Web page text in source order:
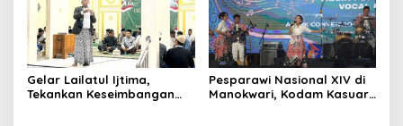
Gelar Lailatul Ijtima,
Tekankan Keseimbangan
Pesparawi Nasional XIV di
Manokwari, Kodam Kasuari